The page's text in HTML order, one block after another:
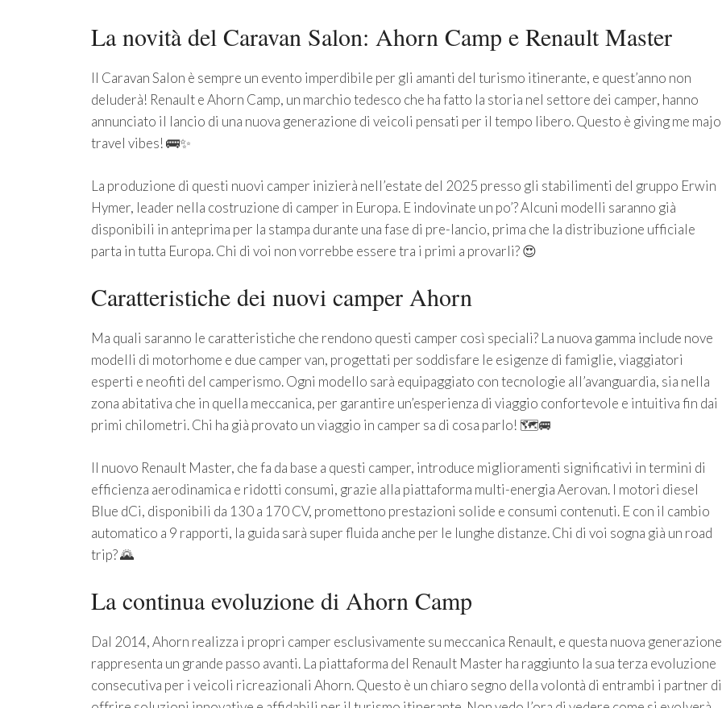
La novità del Caravan Salon: Ahorn Camp e Renault Master
Il Caravan Salon è sempre un evento imperdibile per gli amanti del turismo itinerante, e quest’anno non
deluderà! Renault e Ahorn Camp, un marchio tedesco che ha fatto la storia nel settore dei camper, hanno
annunciato il lancio di una nuova generazione di veicoli pensati per il tempo libero. Questo è giving me
travel vibes! 🚌✨
La produzione di questi nuovi camper inizierà nell’estate del 2025 presso gli stabilimenti del gruppo Erwin
Hymer, leader nella costruzione di camper in Europa. E indovinate un po’? Alcuni modelli saranno già
disponibili in anteprima per la stampa durante una fase di pre-lancio, prima che la distribuzione ufficiale
parta in tutta Europa. Chi di voi non vorrebbe essere tra i primi a provarli? 😍
Caratteristiche dei nuovi camper Ahorn
Ma quali saranno le caratteristiche che rendono questi camper così speciali? La nuova gamma include nove
modelli di motorhome e due camper van, progettati per soddisfare le esigenze di famiglie, viaggiatori
esperti e neofiti del camperismo. Ogni modello sarà equipaggiato con tecnologie all’avanguardia, sia nella
zona abitativa che in quella meccanica, per garantire un’esperienza di viaggio confortevole e intuitiva fin dai
primi chilometri. Chi ha già provato un viaggio in camper sa di cosa parlo! 🗺️🚐
Il nuovo Renault Master, che fa da base a questi camper, introduce miglioramenti significativi in termini di
efficienza aerodinamica e ridotti consumi, grazie alla piattaforma multi-energia Aerovan. I motori diesel
Blue dCi, disponibili da 130 a 170 CV, promettono prestazioni solide e consumi contenuti. E con il cambio
automatico a 9 rapporti, la guida sarà super fluida anche per le lunghe distanze. Chi di voi sogna già un road
trip? 🌄
La continua evoluzione di Ahorn Camp
Dal 2014, Ahorn realizza i propri camper esclusivamente su meccanica Renault, e questa nuova generazione
rappresenta un grande passo avanti. La piattaforma del Renault Master ha raggiunto la sua terza evoluzione
consecutiva per i veicoli ricreazionali Ahorn. Questo è un chiaro segno della volontà di entrambi i partner di